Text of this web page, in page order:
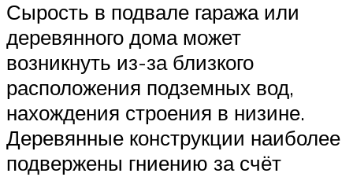
Сырость в подвале гаража или
деревянного дома может
возникнуть из-за близкого
расположения подземных вод,
нахождения строения в низине.
Деревянные конструкции наиболее
подвержены гниению за счёт